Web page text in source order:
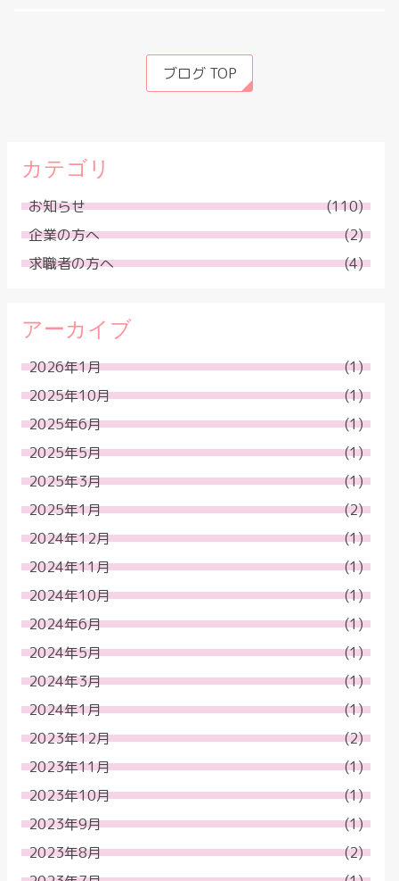
ブログ TOP
カテゴリ
お知らせ
(110)
企業の方へ
(2)
求職者の方へ
(4)
アーカイブ
2026年1月
(1)
2025年10月
(1)
2025年6月
(1)
2025年5月
(1)
2025年3月
(1)
2025年1月
(2)
2024年12月
(1)
2024年11月
(1)
2024年10月
(1)
2024年6月
(1)
2024年5月
(1)
2024年3月
(1)
2024年1月
(1)
2023年12月
(2)
2023年11月
(1)
2023年10月
(1)
2023年9月
(1)
2023年8月
(2)